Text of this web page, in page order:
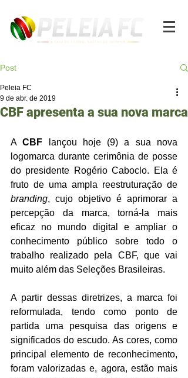
Post
CBF apresenta a sua nova marca
Peleia FC
9 de abr. de 2019
A CBF lançou hoje (9) a sua nova
logomarca durante cerimônia de posse
do presidente Rogério Caboclo. Ela é
branding, cujo objetivo é aprimorar a
percepção da marca, torná-la mais
eficaz no mundo digital e ampliar o
conhecimento público sobre todo o
trabalho realizado pela CBF, que vai
muito além das Seleções Brasileiras.
A partir dessas diretrizes, a marca foi
reformulada, tendo como ponto de
partida uma pesquisa das origens e
significados do escudo. As cores, como
principal elemento de reconhecimento,
foram valorizadas e, agora, estão mais